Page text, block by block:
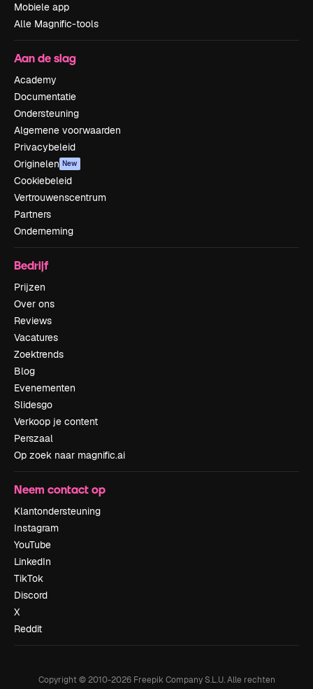
Mobiele app
Alle Magnific-tools
Aan de slag
Academy
Documentatie
Ondersteuning
Algemene voorwaarden
Privacybeleid
Originelen New
Cookiebeleid
Vertrouwenscentrum
Partners
Onderneming
Bedrijf
Prijzen
Over ons
Reviews
Vacatures
Zoektrends
Blog
Evenementen
Slidesgo
Verkoop je content
Perszaal
Op zoek naar magnific.ai
Neem contact op
Klantondersteuning
Instagram
YouTube
LinkedIn
TikTok
Discord
X
Reddit
Copyright © 2010-2026Freepik Company S.L.U. Alle rechten